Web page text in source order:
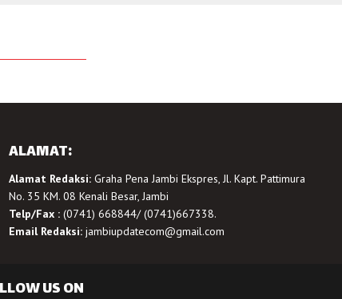
ALAMAT:
Alamat Redaksi:Graha Pena Jambi Ekspres, Jl. Kapt. Pattimura
No. 35 KM. 08 Kenali Besar, Jambi
Telp/Fax :(0741) 668844/ (0741)667338.
Email Redaksi: jambiupdatecom@gmail.com
US ON